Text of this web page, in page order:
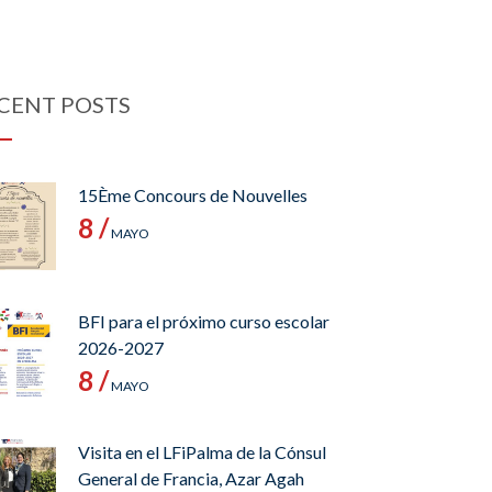
POSTS
15Ème Concours de Nouvelles
8 /MAYO
BFI para el próximo curso escolar
2026-2027
8 /MAYO
Visita en el LFiPalma de la Cónsul
General de Francia, Azar Agah